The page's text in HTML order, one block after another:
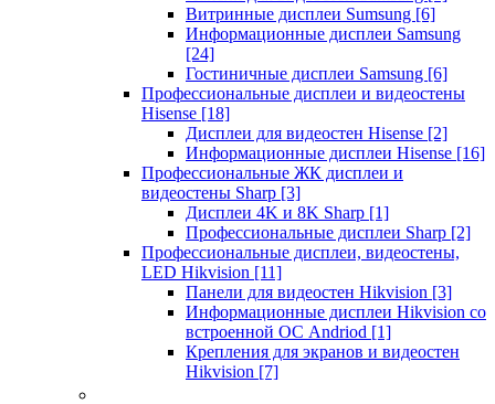
Витринные дисплеи Sumsung [6]
Информационные дисплеи Samsung
[24]
Гостиничные дисплеи Samsung [6]
Профессиональные дисплеи и видеостены
Hisense [18]
Дисплеи для видеостен Hisense [2]
Информационные дисплеи Hisense [16]
Профессиональные ЖК дисплеи и
видеостены Sharp [3]
Дисплеи 4K и 8K Sharp [1]
Профессиональные дисплеи Sharp [2]
Профессиональные дисплеи, видеостены,
LED Hikvision [11]
Панели для видеостен Hikvision [3]
Информационные дисплеи Hikvision со
встроенной ОС Andriod [1]
Крепления для экранов и видеостен
Hikvision [7]